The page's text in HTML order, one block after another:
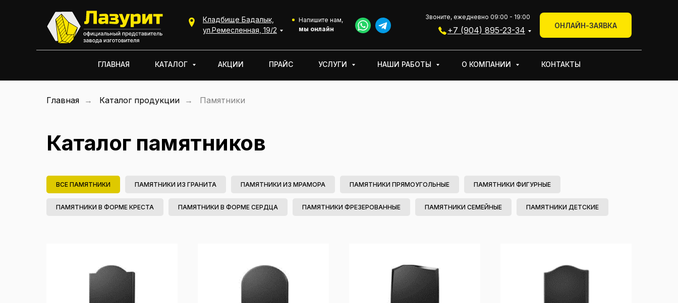
Звоните, ежедневно 09:00 - 19:00
Напишите нам,
мы онлайн
Кладбище Бадалык,
ул.Ремесленная, 19/2
ОНЛАЙН-ЗАЯВКА
+7 (904) 895-23-34
+7 (904) 895-23-34
КОНТАКТЫ
О КОМПАНИИ
НАШИ РАБОТЫ
АКЦИИ УСЛУГИ
Онлайн-заявка
КАТАЛОГ
ГЛАВНАЯ КАТАЛОГ АКЦИИ ПРАЙС УСЛУГИ НАШИ РАБОТЫ О КОМПАНИИ КОНТАКТЫ
Главная → Каталог продукции → Памятники
Каталог памятников
ВСЕ ПАМЯТНИКИ ПАМЯТНИКИ ИЗ ГРАНИТА ПАМЯТНИКИ ИЗ МРАМОРА ПАМЯТНИКИ ПРЯМОУГОЛЬНЫЕ ПАМЯТНИКИ ФИГУРНЫЕ
ПАМЯТНИКИ В ФОРМЕ КРЕСТА ПАМЯТНИКИ В ФОРМЕ СЕРДЦА ПАМЯТНИКИ ФРЕЗЕРОВАННЫЕ ПАМЯТНИКИ СЕМЕЙНЫЕ ПАМЯТНИКИ ДЕТСКИЕ